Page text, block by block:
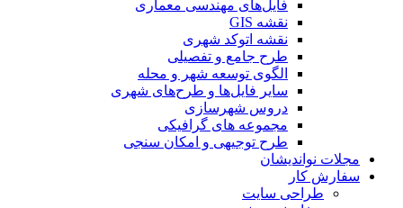
فایل‌های مهندسی معماری
نقشه GIS
نقشه اتوکد شهری
طرح جامع و تفصیلی
الگوی توسعه شهر و محله
سایر فایل‌ها و طرح‌های شهری
دروس شهرسازی
مجموعه های گرافیکی
طرح توجیهی و امکان سنجی
مجلات نواندیشان
سفارش کار
طراحی سایت